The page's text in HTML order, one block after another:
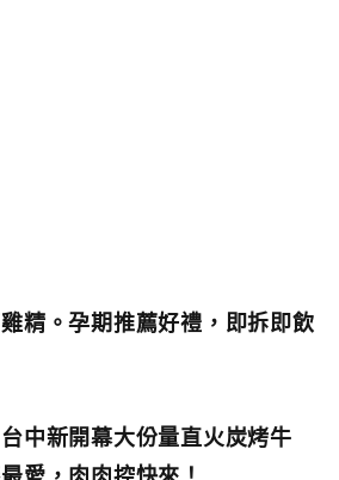
精。孕期推薦好禮，即拆即飲
中新開幕大份量直火炭烤牛